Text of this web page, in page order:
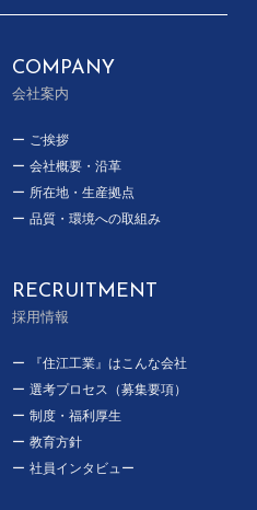
COMPANY
会社案内
ご挨拶
会社概要・沿革
所在地・生産拠点
品質・環境への取組み
RECRUITMENT
採用情報
『住江工業』はこんな会社
選考プロセス（募集要項）
制度・福利厚生
教育方針
社員インタビュー